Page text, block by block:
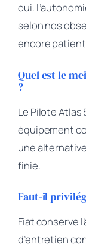
oui.
selon nos
encore
Quel est le
?
Le Pilote
équipement
une
finie.
Faut-il
Fiat conserve
d’entretien